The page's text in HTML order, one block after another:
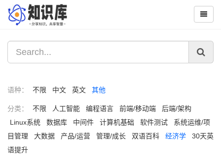
语种： 不限 中文 英文 其他
分类： 不限 人工智能 编程语言 前端/移动端
后端/架构
Linux系统
数据库 中间件 计算机基础 软件测试
系统运维/项
目管理
大数据 产品/运营 管理/成长 双语百科 经济学
30天英
语提升